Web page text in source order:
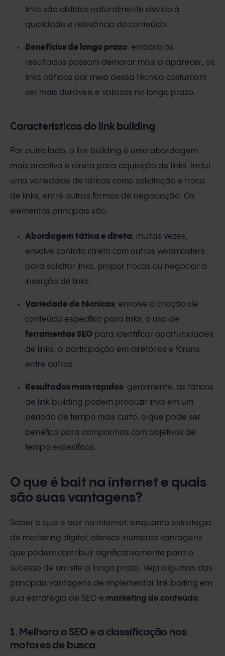
links são obtidos naturalmente devido à
qualidade e relevância do conteúdo.
Benefícios de longo prazo: embora os
resultados possam demorar mais a aparecer, os
links obtidos por meio dessa técnica costumam
ser mais duráveis ​​e valiosos no longo prazo.
Características do link building
Por outro lado, o link building é uma abordagem
mais proativa e direta para aquisição de links. Inclui
uma variedade de táticas como solicitação e troca
de links, entre outras formas de negociação. Os
elementos principais são:
Abordagem tática e direta: muitas vezes,
envolve contato direto com outros webmasters
para solicitar links, propor trocas ou negociar a
inserção de links.
Variedade de técnicas: envolve a criação de
conteúdo específico para links, o uso de
ferramentas SEO para identificar oportunidades
de links, a participação em diretórios e fóruns,
entre outros.
Resultados mais rápidos: geralmente, as táticas
de link building podem produzir links em um
período de tempo mais curto, o que pode ser
benéfico para campanhas com objetivos de
tempo específicos.
O que é bait na internet e quais
são suas vantagens?
Saber o que é bait na internet, enquanto estratégia
de marketing digital, oferece inúmeras vantagens
que podem contribuir significativamente para o
sucesso de um site a longo prazo. Veja algumas das
principais vantagens de implementar link baiting em
sua estratégia de SEO e marketing de conteúdo:
1. Melhora o SEO e a classificação nos
motores de busca